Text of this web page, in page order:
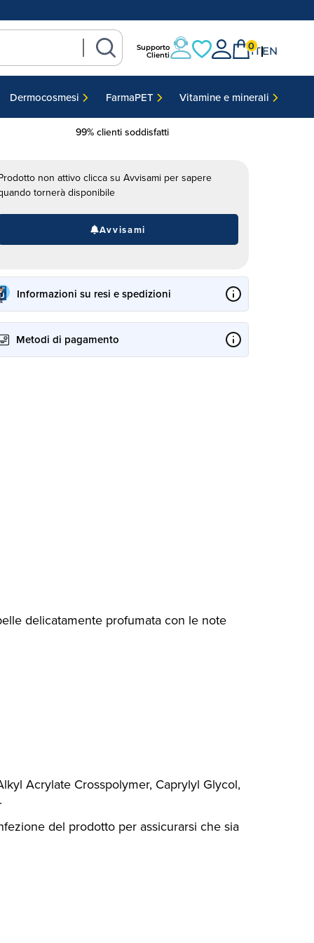
Supporto
Clienti
0ITEN
Dermocosmesi FarmaPET Vitamine e minerali
99% clienti soddisfatti
non attivo clicca su Avvisami per sapere
tornerà disponibile
Avvisami
Informazioni su resi e spedizioni
Metodi di pagamento
delicatamente profumata con le note
Acrylate Crosspolymer, Caprylyl Glycol,
del prodotto per assicurarsi che sia